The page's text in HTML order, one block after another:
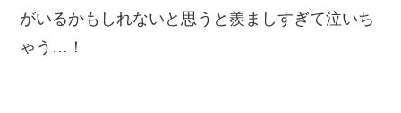
がいるかもしれないと思うと羨ましすぎて泣いち
ゃう…！